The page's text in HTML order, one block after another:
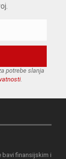
potrebe slanja
.
bavi finansijskim i